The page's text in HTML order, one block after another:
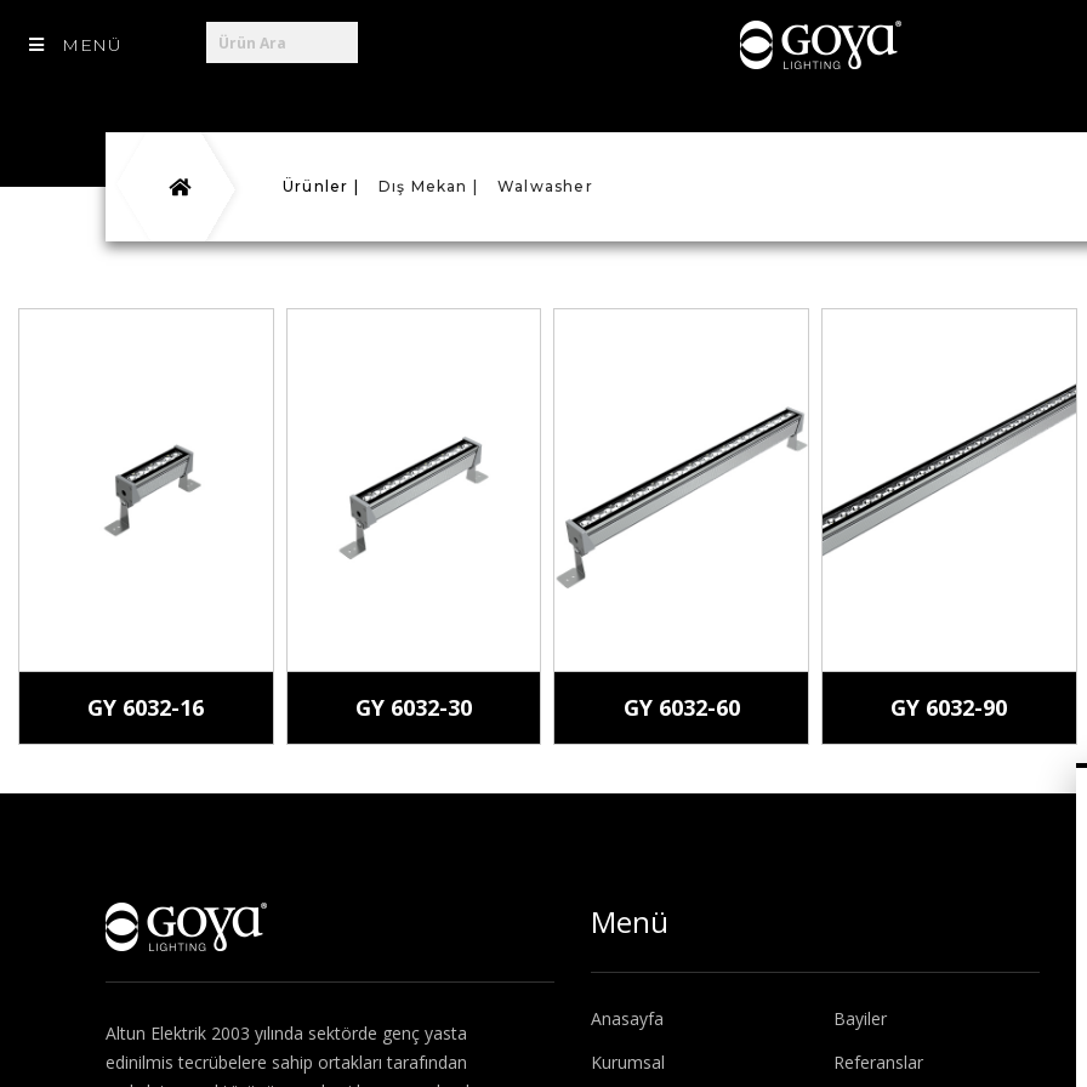
MENÜ
Ürünler | Dış Mekan | Walwasher
GY 6032-16 GY 6032-30 GY 6032-60 GY 6032-90
Hakkımızda
Altun Elektrik 2003 yılında sektörde genç yasta
edinilmis tecrübelere sahip ortakları tarafından
Menü
Anasayfa
Kurumsal
Bayiler
Referanslar